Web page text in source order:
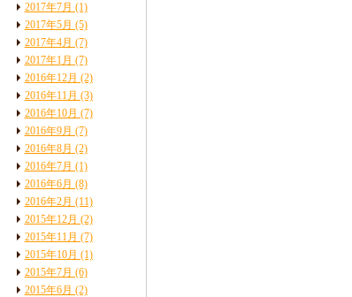
2017年7月 (1)
2017年5月 (5)
2017年4月 (7)
2017年1月 (7)
2016年12月 (2)
2016年11月 (3)
2016年10月 (7)
2016年9月 (7)
2016年8月 (2)
2016年7月 (1)
2016年6月 (8)
2016年2月 (11)
2015年12月 (2)
2015年11月 (7)
2015年10月 (1)
2015年7月 (6)
2015年6月 (2)